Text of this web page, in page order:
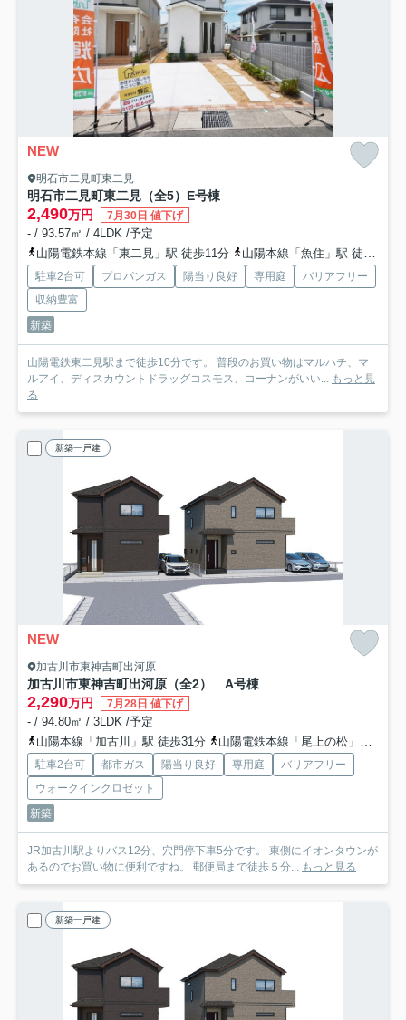
NEW
明石市二見町東二見
明石市二見町東二見（全5）E号棟
2,490万円 7月30日 値下げ
- / 93.57㎡ / 4LDK /予定
山陽電鉄本線「東二見」駅 徒歩11分
山陽本線「魚住」駅 徒歩19分
駐車2台可 プロパンガス 陽当り良好 専用庭
バリアフリー
収納豊富
新築
山陽電鉄東二見駅まで徒歩10分です。 普段のお買い物はマルハチ、マ
ルアイ、ディスカウントドラッグコスモス、コーナンがいい... もっと見
る
新築一戸建
NEW
加古川市東神吉町出河原
加古川市東神吉町出河原（全2） A号棟
2,290万円 7月28日 値下げ
- / 94.80㎡ / 3LDK /予定
山陽本線「加古川」駅 徒歩31分
山陽電鉄本線「尾上の松」駅 徒歩58分
駐車2台可 都市ガス 陽当り良好 専用庭
バリアフリー
ウォークインクロゼット
新築
JR加古川駅よりバス12分、穴門停下車5分です。 東側にイオンタウンが
あるのでお買い物に便利ですね。 郵便局まで徒歩５分... もっと見る
新築一戸建